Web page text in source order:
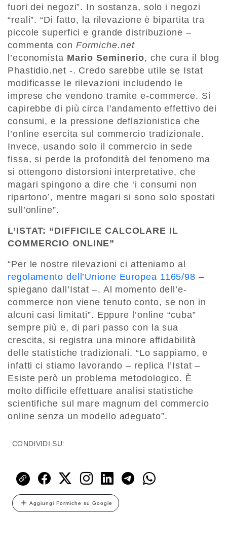
fuori dei negozi”. In sostanza, solo i negozi
“reali”. “Di fatto, la rilevazione è bipartita tra
piccole superfici e grande distribuzione –
commenta con Formiche.net
l’economista Mario Seminerio, che cura il blog
Phastidio.net -. Credo sarebbe utile se Istat
modificasse le rilevazioni includendo le
imprese che vendono tramite e-commerce. Si
capirebbe di più circa l’andamento effettivo dei
consumi, e la pressione deflazionistica che
l’online esercita sul commercio tradizionale.
Invece, usando solo il commercio in sede
fissa, si perde la profondità del fenomeno ma
si ottengono distorsioni interpretative, che
magari spingono a dire che ‘i consumi non
ripartono’, mentre magari si sono solo spostati
sull’online”.
L’ISTAT: “DIFFICILE CALCOLARE IL
COMMERCIO ONLINE”
“Per le nostre rilevazioni ci atteniamo al
regolamento dell’Unione Europea 1165/98 –
spiegano dall’Istat –. Al momento dell’e-
commerce non viene tenuto conto, se non in
alcuni casi limitati”. Eppure l’online “cuba”
sempre più e, di pari passo con la sua
crescita, si registra una minore affidabilità
delle statistiche tradizionali. “Lo sappiamo, e
infatti ci stiamo lavorando – replica l’Istat –
Esiste però un problema metodologico. È
molto difficile effettuare analisi statistiche
scientifiche sul mare magnum del commercio
online senza un modello adeguato”.
CONDIVIDI SU:
Aggiungi Formiche su Google